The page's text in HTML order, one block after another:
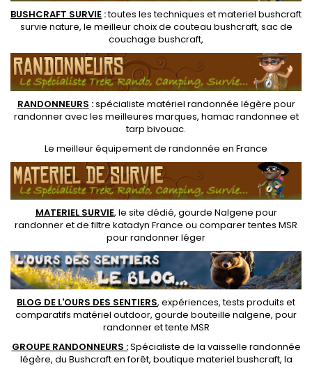
BUSHCRAFT SURVIE :toutes les techniques etmateriel bushcraft
survie nature, le meilleur choix de couteau bushcraft, sac de
couchage bushcraft,
RANDONNEURS :spécialiste matériel randonnée légère pour
randonner avec les meilleures marques, hamac randonnee et
tarp bivouac.
Le meilleur équipement de randonnée en France
MATERIEL SURVIE, le site dédié, gourde Nalgene pour
randonneret defiltre katadyn France ou comparer tentes MSR
pour randonner léger
BLOG DE L'OURS DES SENTIERS, expériences, tests produits et
comparatifs matériel outdoor, gourde bouteille nalgene, pour
randonner ettente MSR
GROUPE RANDONNEURS :Spécialiste de la vaisselle randonnée
légère, du Bushcraft en forêt, boutique materiel bushcraft, la